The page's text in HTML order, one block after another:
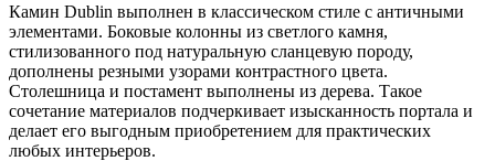
Камин Dublin выполнен в классическом стиле с античными
элементами. Боковые колонны из светлого камня,
стилизованного под натуральную сланцевую породу,
дополнены резными узорами контрастного цвета.
Столешница и постамент выполнены из дерева. Такое
сочетание материалов подчеркивает изысканность портала и
делает его выгодным приобретением для практических
любых интерьеров.